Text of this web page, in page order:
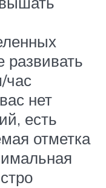
развивать
час
нет
есть
отметка